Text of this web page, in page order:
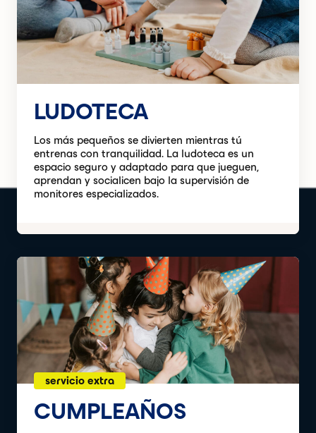
LUDOTECA
Los más pequeños se divierten mientras tú
entrenas con tranquilidad. La ludoteca es un
espacio seguro y adaptado para que jueguen,
aprendan y socialicen bajo la supervisión de
monitores especializados.
servicio extra
CUMPLEAÑOS